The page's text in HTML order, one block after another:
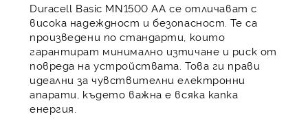
Duracell Basic MN1500 AA се отличават с
висока надеждност и безопасност. Те са
произведени по стандарти, които
гарантират минимално изтичане и риск от
повреда на устройствата. Това ги прави
идеални за чувствителни електронни
апарати, където важна е всяка капка
енергия.